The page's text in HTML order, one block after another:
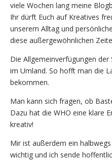
viele Wochen lang meine
Ihr dürft Euch auf Kreatives
unserem Alltag und
diese außergewöhnlichen
Die Allgemeinverfügungen der
im Umland. So hofft man die
bekommen.
Man kann sich fragen, ob
Dazu hat die WHO eine klare
kreativ!
Mir ist außerdem ein
wichtig und ich sende